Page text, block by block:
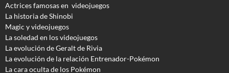
Actrices famosas en videojuegos
La historia de Shinobi
Magic y videojuegos
La soledad en los videojuegos
La evolución de Geralt de Rivia
La evolución de la relación Entrenador-Pokémon
La cara oculta de los Pokémon